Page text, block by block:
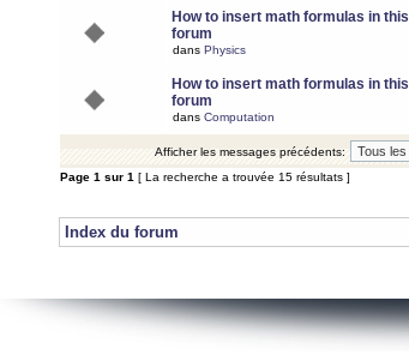
How to insert math formulas in this
forum
dans Physics
How to insert math formulas in this
forum
dans Computation
Afficher les messages précédents:
Page 1 sur 1 [ La recherche a trouvée 15 résultats ]
Index du forum